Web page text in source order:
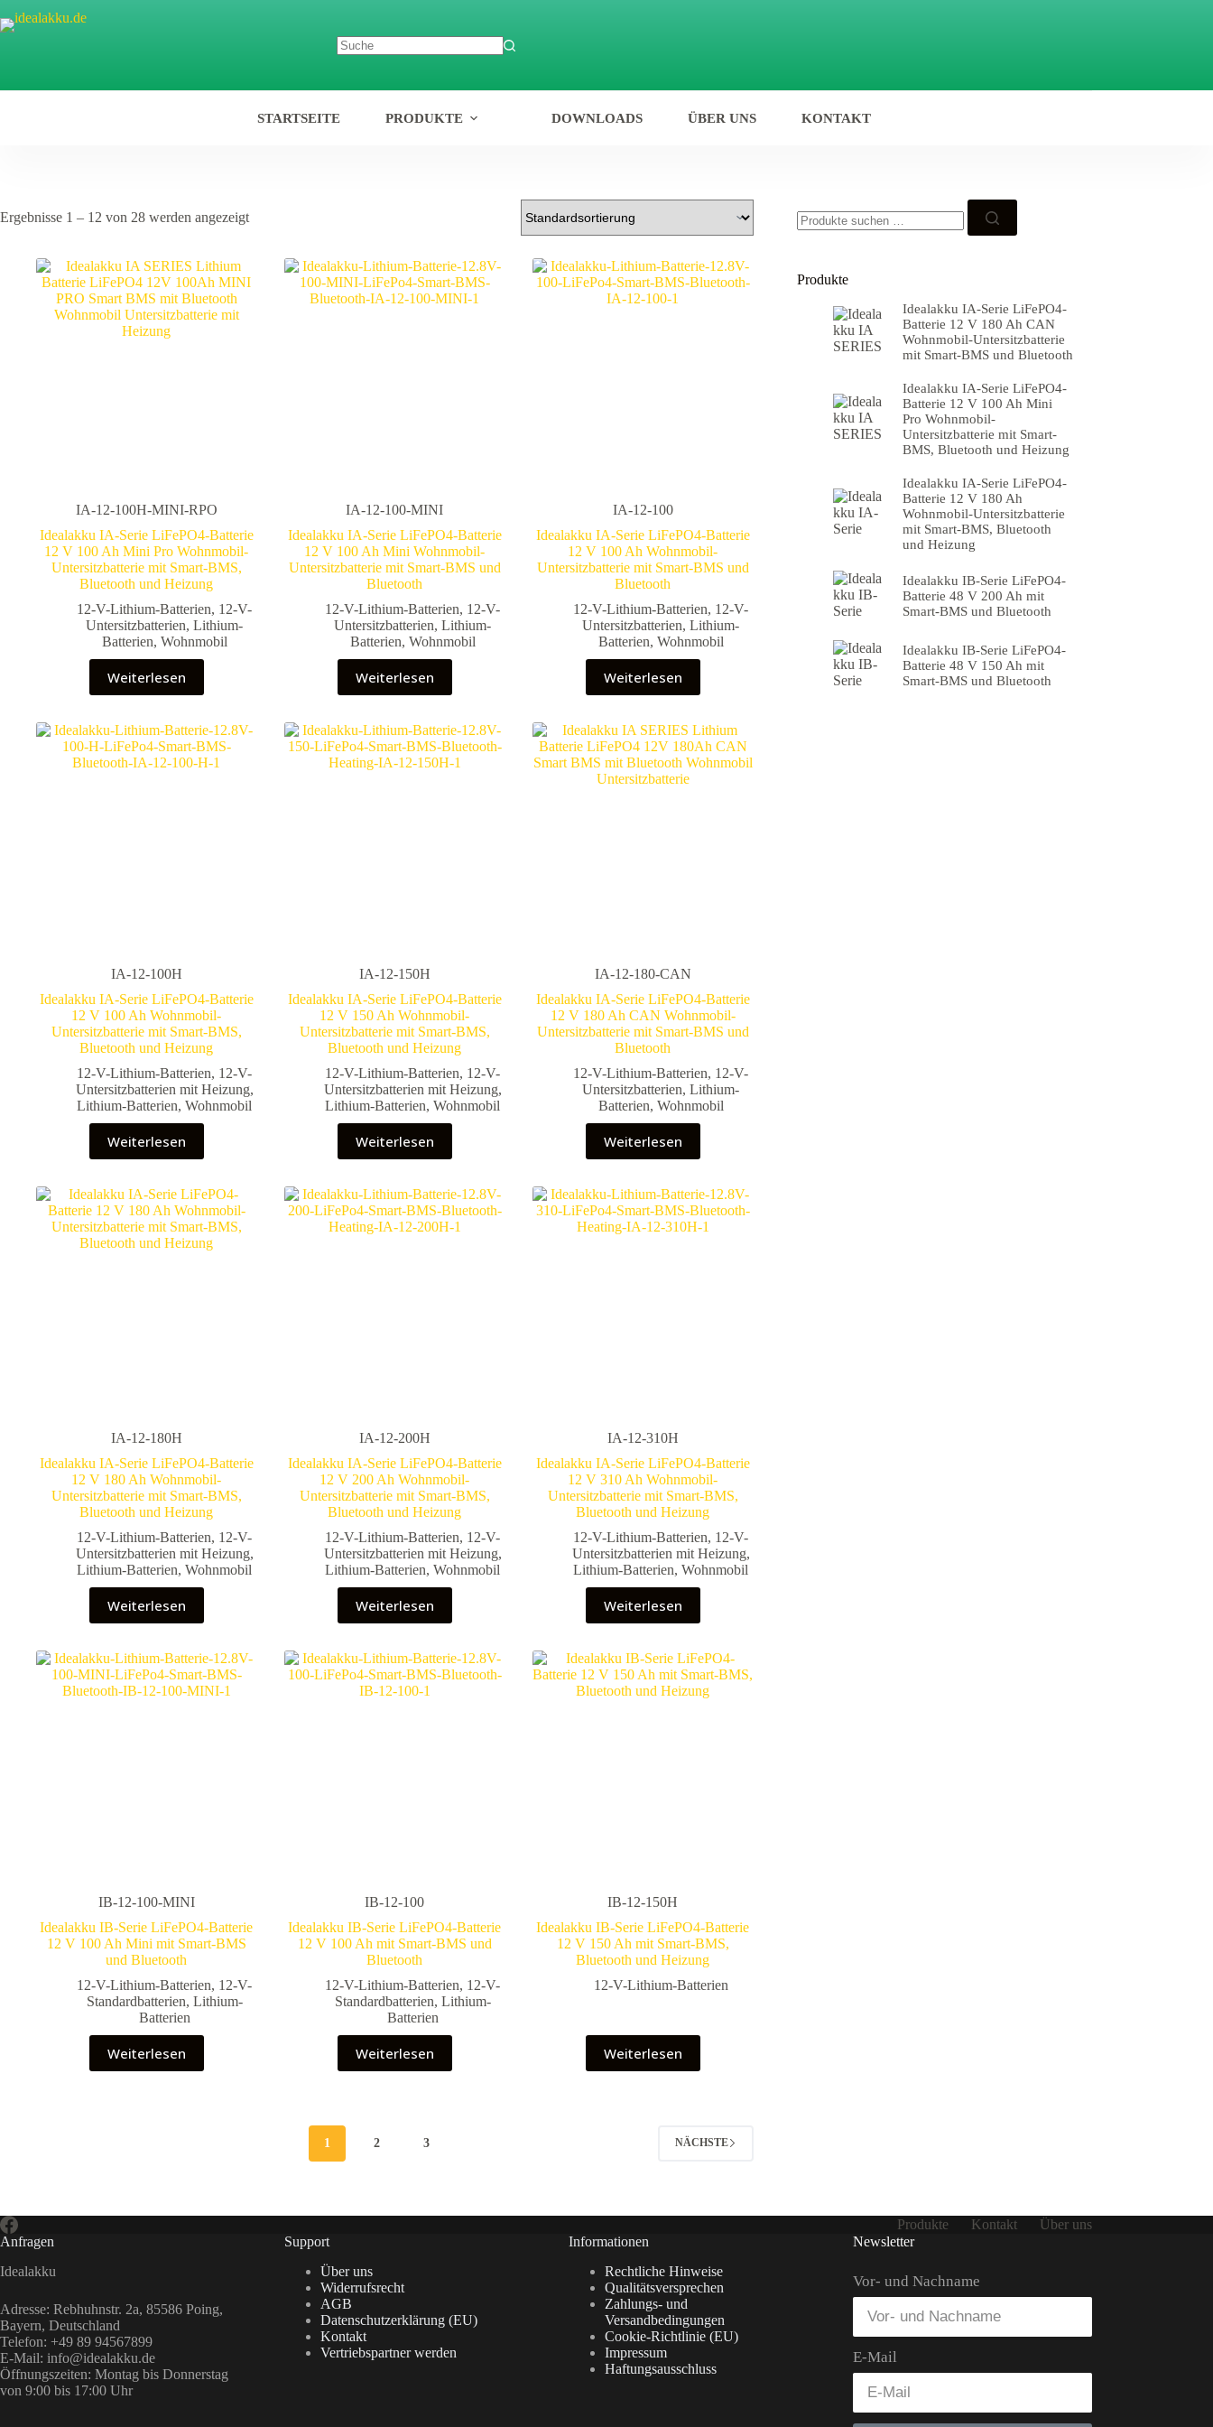
STARTSEITE PRODUKTE DOWNLOADS ÜBER UNS KONTAKT
Ergebnisse 1 – 12 von 28 werden angezeigt
IA-12-100H-MINI-RPO
Idealakku IA-Serie LiFePO4-Batterie
12 V 100 Ah Mini Pro Wohnmobil-
Untersitzbatterie mit Smart-BMS,
Bluetooth und Heizung
12-V-Lithium-Batterien, 12-V-
Untersitzbatterien,Lithium-
Batterien, Wohnmobil
Weiterlesen
IA-12-100-MINI
Idealakku IA-Serie LiFePO4-Batterie
12 V 100 Ah Mini Wohnmobil-
Untersitzbatterie mit Smart-BMS und
Bluetooth
12-V-Lithium-Batterien, 12-V-
Untersitzbatterien,Lithium-
Batterien, Wohnmobil
Weiterlesen
IA-12-100
Idealakku IA-Serie LiFePO4-Batterie
12 V 100 Ah Wohnmobil-
Untersitzbatterie mit Smart-BMS und
Bluetooth
12-V-Lithium-Batterien, 12-V-
Untersitzbatterien,Lithium-
Batterien, Wohnmobil
Weiterlesen
IA-12-100H
Idealakku IA-Serie LiFePO4-Batterie
12 V 100 Ah Wohnmobil-
Untersitzbatterie mit Smart-BMS,
Bluetooth und Heizung
12-V-Lithium-Batterien, 12-V-
Untersitzbatterien mit Heizung,
Lithium-Batterien,Wohnmobil
Weiterlesen
IA-12-150H
Idealakku IA-Serie LiFePO4-Batterie
12 V 150 Ah Wohnmobil-
Untersitzbatterie mit Smart-BMS,
Bluetooth und Heizung
12-V-Lithium-Batterien, 12-V-
Untersitzbatterien mit Heizung,
Lithium-Batterien,Wohnmobil
Weiterlesen
IA-12-180-CAN
Idealakku IA-Serie LiFePO4-Batterie
12 V 180 Ah CAN Wohnmobil-
Untersitzbatterie mit Smart-BMS und
Bluetooth
12-V-Lithium-Batterien, 12-V-
Untersitzbatterien,Lithium-
Batterien, Wohnmobil
Weiterlesen
IA-12-180H
Idealakku IA-Serie LiFePO4-Batterie
12 V 180 Ah Wohnmobil-
Untersitzbatterie mit Smart-BMS,
Bluetooth und Heizung
12-V-Lithium-Batterien, 12-V-
Untersitzbatterien mit Heizung,
Lithium-Batterien,Wohnmobil
Weiterlesen
IA-12-200H
Idealakku IA-Serie LiFePO4-Batterie
12 V 200 Ah Wohnmobil-
Untersitzbatterie mit Smart-BMS,
Bluetooth und Heizung
12-V-Lithium-Batterien, 12-V-
Untersitzbatterien mit Heizung,
Lithium-Batterien,Wohnmobil
Weiterlesen
IA-12-310H
Idealakku IA-Serie LiFePO4-Batterie
12 V 310 Ah Wohnmobil-
Untersitzbatterie mit Smart-BMS,
Bluetooth und Heizung
12-V-Lithium-Batterien, 12-V-
Untersitzbatterien mit Heizung,
Lithium-Batterien,Wohnmobil
Weiterlesen
IB-12-100-MINI
Idealakku IB-Serie LiFePO4-Batterie
12 V 100 Ah Mini mit Smart-BMS
und Bluetooth
12-V-Lithium-Batterien, 12-V-
Standardbatterien, Lithium-
Batterien
Weiterlesen
IB-12-100
Idealakku IB-Serie LiFePO4-Batterie
12 V 100 Ah mit Smart-BMS und
Bluetooth
12-V-Lithium-Batterien, 12-V-
Standardbatterien, Lithium-
Batterien
Weiterlesen
IB-12-150H
Idealakku IB-Serie LiFePO4-Batterie
12 V 150 Ah mit Smart-BMS,
Bluetooth und Heizung
12-V-Lithium-Batterien
Weiterlesen
1 2 3 NÄCHSTE
Produkte
Idealakku IA-Serie LiFePO4-
Batterie 12 V 180 Ah CAN
Wohnmobil-Untersitzbatterie
mit Smart-BMS und Bluetooth
Idealakku IA-Serie LiFePO4-
Batterie 12 V 100 Ah Mini
Pro Wohnmobil-
Untersitzbatterie mit Smart-
BMS, Bluetooth und Heizung
Idealakku IA-Serie LiFePO4-
Batterie 12 V 180 Ah
Wohnmobil-Untersitzbatterie
mit Smart-BMS, Bluetooth
und Heizung
Idealakku IB-Serie LiFePO4-
Batterie 48 V 200 Ah mit
Smart-BMS und Bluetooth
Idealakku IB-Serie LiFePO4-
Batterie 48 V 150 Ah mit
Smart-BMS und Bluetooth
Produkte Kontakt
Über uns
Anfragen
Idealakku
Adresse: Rebhuhnstr. 2a, 85586 Poing,
Bayern, Deutschland
Telefon: +49 89 94567899
E-Mail: info@idealakku.de
Öffnungszeiten: Montag bis Donnerstag
von 9:00 bis 17:00 Uhr
Support
Über uns
Widerrufsrecht
AGB
Datenschutzerklärung (EU)
Kontakt
Vertriebspartner werden
Informationen
Rechtliche Hinweise
Qualitätsversprechen
Zahlungs- und
Versandbedingungen
Cookie-Richtlinie (EU)
Impressum
Haftungsausschluss
Newsletter
Vor- und Nachname
E-Mail